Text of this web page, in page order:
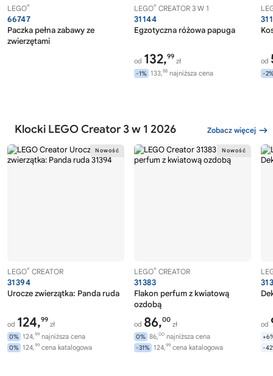
LEGO®
66747
Paczka pełna zabawy ze
zwierzętami
LEGO® CREATOR 3 W 1
31144
Egzotyczna różowa papuga
od 132,99
zł
-1% 133,88 najniższa cena
od
-
Klocki LEGO Creator 3 w 1 2026 Zobacz więcej
LEGO® CREATOR
31394
Urocze zwierzątka: Panda ruda
od 124,99
zł
0% 124,99 najniższa cena
0% 124,99 cena katalogowa
LEGO® CREATOR
31383
Flakon perfum z kwiatową
ozdobą
od 86,00
zł
0% 86,00 najniższa cena
-31% 124,99 cena katalogowa
od
-